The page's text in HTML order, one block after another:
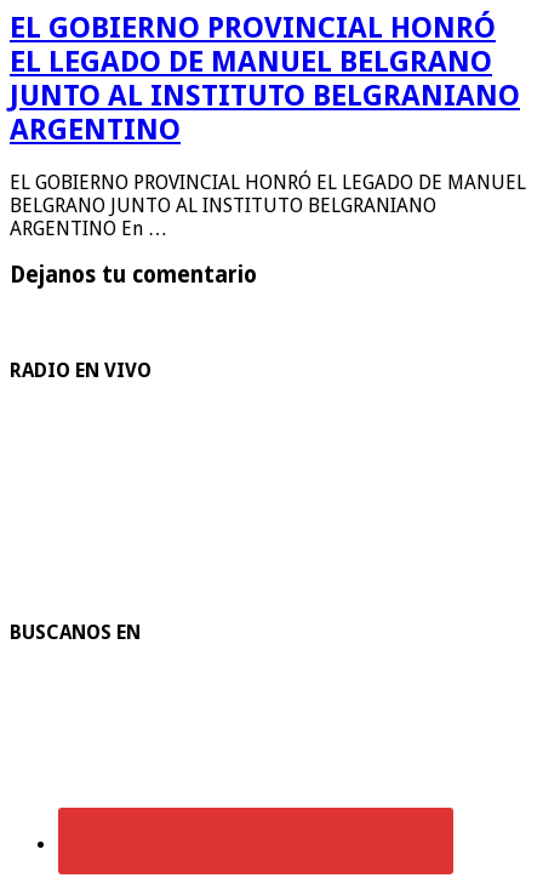
EL GOBIERNO PROVINCIAL HONRÓ
EL LEGADO DE MANUEL BELGRANO
JUNTO AL INSTITUTO BELGRANIANO
ARGENTINO
EL GOBIERNO PROVINCIAL HONRÓ EL LEGADO DE MANUEL
BELGRANO JUNTO AL INSTITUTO BELGRANIANO
ARGENTINO En …
Dejanos tu comentario
RADIO EN VIVO
BUSCANOS EN